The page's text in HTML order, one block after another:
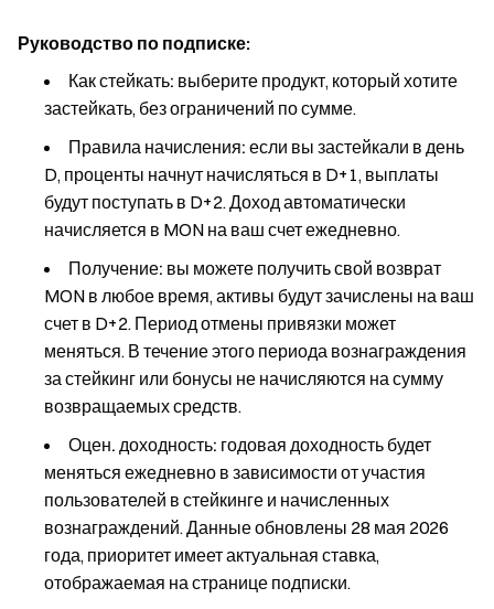
Руководство по подписке:
Как стейкать: выберите продукт, который хотите
застейкать, без ограничений по сумме.
Правила начисления: если вы застейкали в день
D, проценты начнут начисляться в D+1, выплаты
будут поступать в D+2. Доход автоматически
начисляется в MON на ваш счет ежедневно.
Получение: вы можете получить свой возврат
MON в любое время, активы будут зачислены на ваш
счет в D+2. Период отмены привязки может
меняться. В течение этого периода вознаграждения
за стейкинг или бонусы не начисляются на сумму
возвращаемых средств.
Оцен. доходность: годовая доходность будет
меняться ежедневно в зависимости от участия
пользователей в стейкинге и начисленных
вознаграждений. Данные обновлены 28 мая 2026
года, приоритет имеет актуальная ставка,
отображаемая на странице подписки.